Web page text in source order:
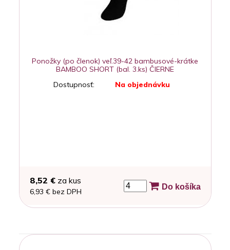
Ponožky (po členok) veľ.39-42 bambusové-krátke
BAMBOO SHORT (bal. 3.ks) ČIERNE
Dostupnosť:
Na objednávku
8,52 € za kus
6,93 € bez DPH
Do košíka